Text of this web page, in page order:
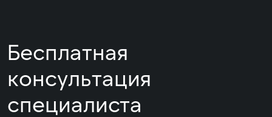
Бесплатная
консультация
специалиста